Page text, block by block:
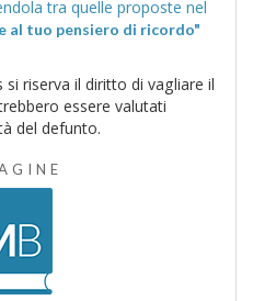
al tuo pensiero di ricordo"
riserva il diritto di vagliare il
essere valutati
del defunto.